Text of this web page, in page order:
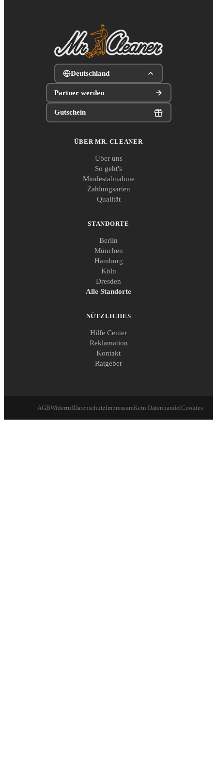
Deutschland
Partner werden
Gutschein
ÜBER MR. CLEANER
Über uns
So geht's
Mindestabnahme
Zahlungsarten
Qualität
STANDORTE
Berlin
München
Hamburg
Köln
Dresden
Alle Standorte
NÜTZLICHES
Hilfe Center
Reklamation
Kontakt
Ratgeber
AGBWiderrufDatenschutzImpressumKein DatenhandelCookies